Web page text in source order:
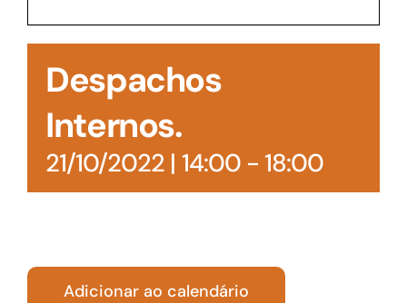
Acesso à Informação
Despachos
Internos.
21/10/2022 | 14:00- 18:00
Adicionar ao calendário